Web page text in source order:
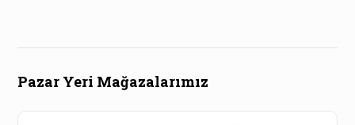
Pazar Yeri Mağazalarımız